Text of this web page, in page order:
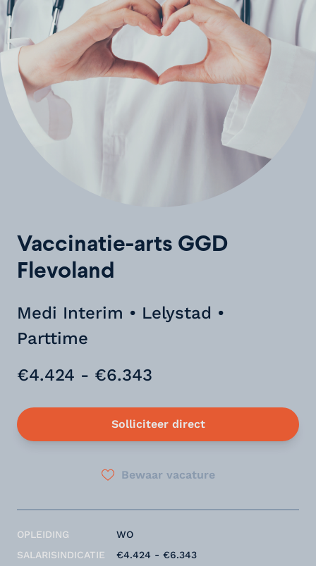
Vaccinatie-arts GGD
Flevoland
Medi Interim • Lelystad •
Parttime
€4.424 - €6.343
Solliciteer direct
Bewaar vacature
OPLEIDING
SALARISINDICATIE
WO
€4.424 - €6.343